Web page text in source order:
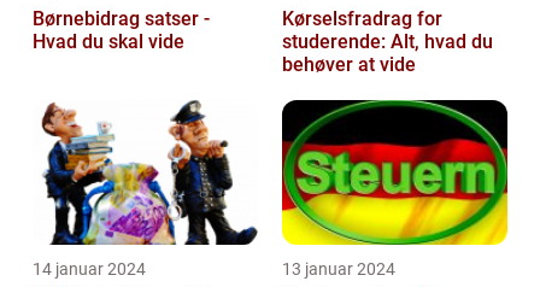
Børnebidrag satser -
Hvad du skal vide
Kørselsfradrag for
studerende: Alt, hvad du
behøver at vide
14 januar 2024 13 januar 2024